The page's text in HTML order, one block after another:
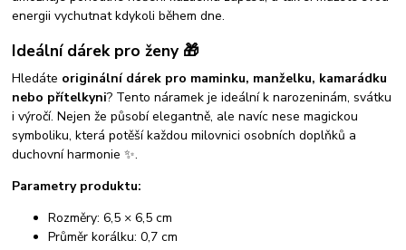
energii vychutnat kdykoli během dne.
Ideální dárek pro ženy 🎁
Hledáte originální dárek pro maminku, manželku, kamarádku
nebo přítelkyni? Tento náramek je ideální k narozeninám, svátku
i výročí. Nejen že působí elegantně, ale navíc nese magickou
symboliku, která potěší každou milovnici osobních doplňků a
duchovní harmonie ✨.
Parametry produktu:
Rozměry: 6,5 × 6,5 cm
Průměr korálku: 0,7 cm